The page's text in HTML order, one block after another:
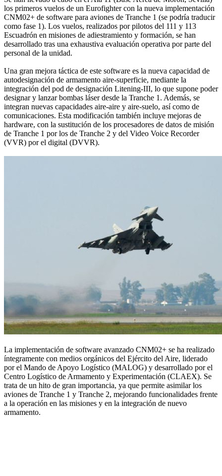
los primeros vuelos de un Eurofighter con la nueva implementación
CNM02+ de software para aviones de Tranche 1 (se podría traducir
como fase 1). Los vuelos, realizados por pilotos del 111 y 113
Escuadrón en misiones de adiestramiento y formación, se han
desarrollado tras una exhaustiva evaluación operativa por parte del
personal de la unidad.
Una gran mejora táctica de este software es la nueva capacidad de
autodesignación de armamento aire-superficie, mediante la
integración del pod de designación Litening-III, lo que supone poder
designar y lanzar bombas láser desde la Tranche 1. Además, se
integran nuevas capacidades aire-aire y aire-suelo, así como de
comunicaciones. Esta modificación también incluye mejoras de
hardware, con la sustitución de los procesadores de datos de misión
de Tranche 1 por los de Tranche 2 y del Video Voice Recorder
(VVR) por el digital (DVVR).
La implementación de software avanzado CNM02+ se ha realizado
íntegramente con medios orgánicos del Ejército del Aire, liderado
por el Mando de Apoyo Logístico (MALOG) y desarrollado por el
Centro Logístico de Armamento y Experimentación (CLAEX). Se
trata de un hito de gran importancia, ya que permite asimilar los
aviones de Tranche 1 y Tranche 2, mejorando funcionalidades frente
a la operación en las misiones y en la integración de nuevo
armamento.